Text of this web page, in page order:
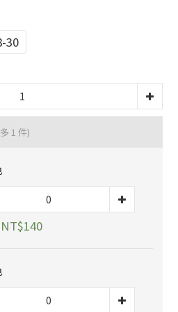
30
1 件)